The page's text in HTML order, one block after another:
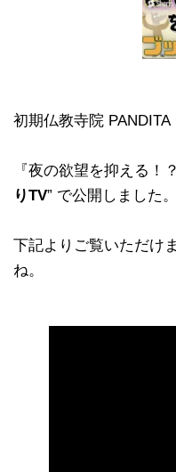
初期仏教寺院 PANDITA
『夜の欲望を抑える！
りTV” で公開しました。
下記よりご覧いただけ
ね。